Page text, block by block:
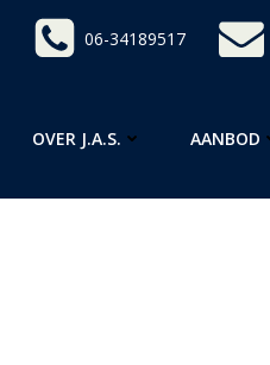
06-34189517
OVER J.A.S. AANBOD